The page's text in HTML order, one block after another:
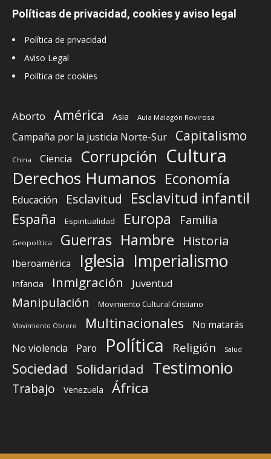
Políticas de privacidad, cookies y aviso legal
Política de privacidad
Aviso Legal
Política de cookies
Aborto América Asia Aula Malagón Rovirosa
Campaña por la justicia Norte-Sur Capitalismo
China Ciencia Corrupción Cultura
Derechos Humanos Economía
Educación Esclavitud Esclavitud infantil
España Espiritualidad Europa Familia
Geopolítica Guerras Hambre Historia
Iberoamérica Iglesia Imperialismo
Infancia Inmigración Juventud
Manipulación Movimiento Cultural Cristiano
Movimiento Obrero Multinacionales
No matarás
No violencia
Paro Política Religión Salud
Sociedad Solidaridad Testimonio
Trabajo Venezuela África